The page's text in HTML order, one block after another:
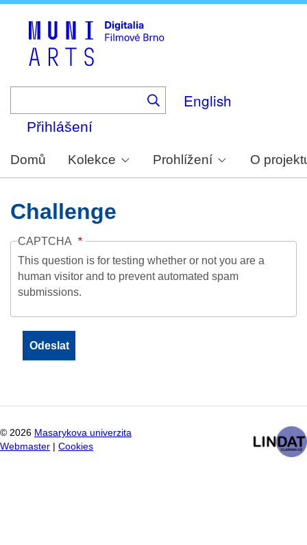
English
Přihlášení
Domů Kolekce Prohlížení O
Challenge
CAPTCHA
This question is for testing whether or not you are a
human visitor and to prevent automated spam
submissions.
© 2026 Masarykova univerzita
Webmaster
Cookies